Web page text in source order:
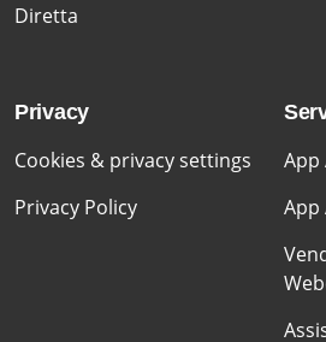
Diretta
Privacy
Cookies & privacy settings
Privacy Policy
App
App